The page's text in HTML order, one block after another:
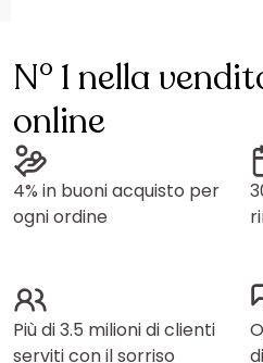
N° 1 nella
online
4% in buoni acquisto per
ogni ordine
Più di 3.5 milioni di clienti
serviti con il sorriso